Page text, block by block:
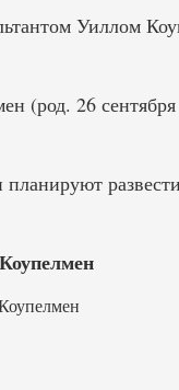
Уиллом
(род. 26
планируют